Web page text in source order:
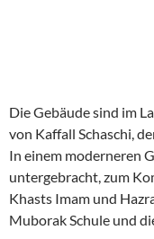
Die Gebäude sind im
von Kaffall Schaschi,
In einem moderneren
untergebracht, zum
Khasts Imam und
Muborak Schule und